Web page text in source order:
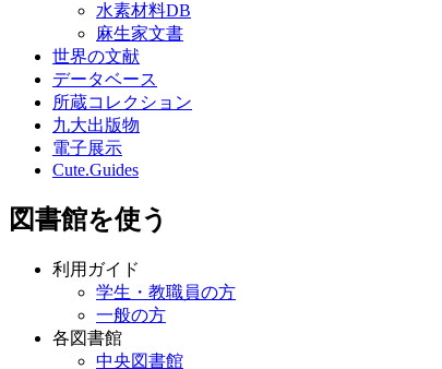
水素材料DB
麻生家文書
世界の文献
データベース
所蔵コレクション
九大出版物
電子展示
Cute.Guides
図書館を使う
利用ガイド
学生・教職員の方
一般の方
各図書館
中央図書館